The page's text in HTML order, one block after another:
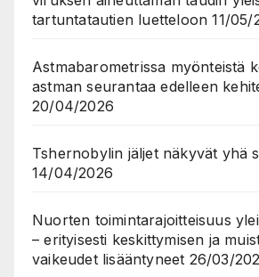
tartuntatautien luetteloon 11/05/
Astmabarometrissa myönteistä
astman seurantaa edelleen
20/04/2026
Tshernobylin jäljet näkyvät yhä
14/04/2026
Nuorten toimintarajoitteisuus
– erityisesti keskittymisen ja
vaikeudet lisääntyneet 26/03/